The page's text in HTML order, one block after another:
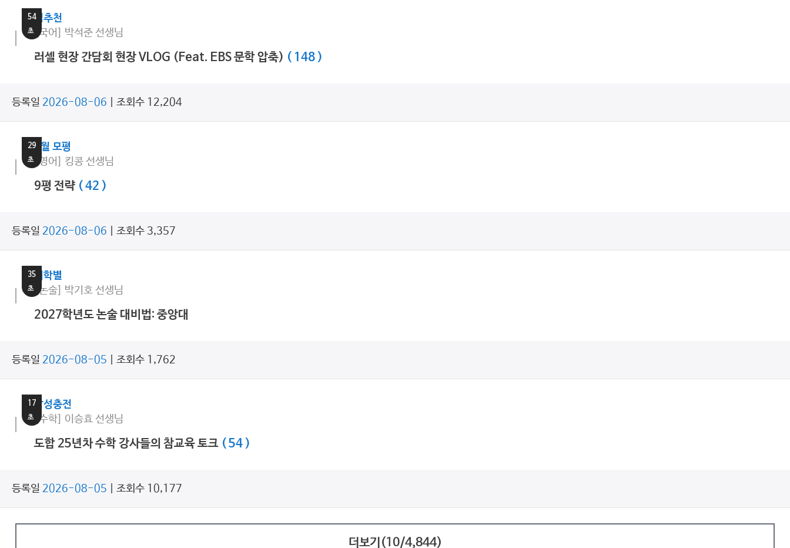
54
초
쌤추천
[국어] 박석준 선생님
러셀 현장 간담회 현장 VLOG (Feat. EBS 문학 압축) ( 148 )
등록일 2026-08-06 | 조회수 12,204
29
초
9월 모평
[영어] 킹콩 선생님
9평 전략 ( 42 )
등록일 2026-08-06 | 조회수 3,357
35
초
대학별
[논술] 박기호 선생님
2027학년도 논술 대비법: 중앙대
등록일 2026-08-05 | 조회수 1,762
17
초
감성충전
[수학] 이승효 선생님
도합 25년차 수학 강사들의 참교육 토크 ( 54 )
등록일 2026-08-05 | 조회수 10,177
더보기(10/4,844)